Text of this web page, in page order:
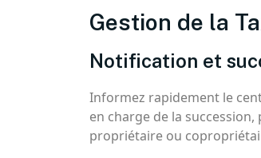
Gestion de la
Notification et
Informez rapidement le
en charge de la
propriétaire ou